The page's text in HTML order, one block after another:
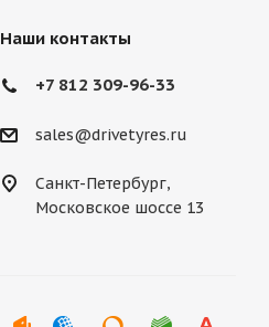
Наши контакты
+7 812 309-96-33
sales@drivetyres.ru
Санкт-Петербург,
Московское шоссе 13